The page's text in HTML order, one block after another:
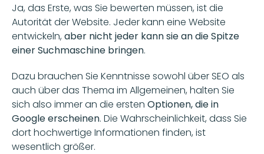
Ja, das Erste, was Sie bewerten müssen, ist die
Autorität der Website. Jeder kann eine Website
entwickeln, aber nicht jeder kann sie an die Spitze
einer Suchmaschine bringen.
Dazu brauchen Sie Kenntnisse sowohl über SEO als
auch über das Thema im Allgemeinen, halten Sie
sich also immer an die ersten Optionen, die in
Google erscheinen. Die Wahrscheinlichkeit, dass Sie
dort hochwertige Informationen finden, ist
wesentlich größer.